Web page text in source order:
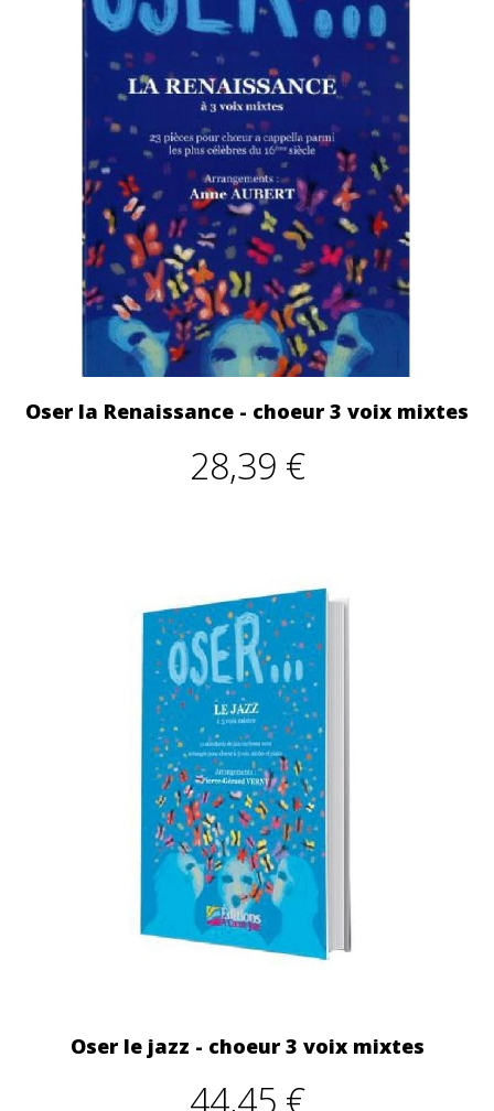
Oser la Renaissance - choeur 3 voix mixtes
28,39 €
Oser le jazz - choeur 3 voix mixtes
44,45 €